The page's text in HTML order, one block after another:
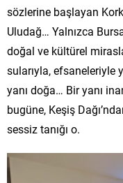
sözlerine başlayan
Uludağ… Yalnızca
doğal ve kültürel
sularıyla, efsaneleriyle
yanı doğa… Bir yanı
bugüne, Keşiş
sessiz tanığı o.